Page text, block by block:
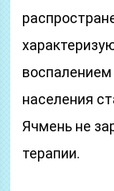
воспалением
населения
Ячмень не
терапии.